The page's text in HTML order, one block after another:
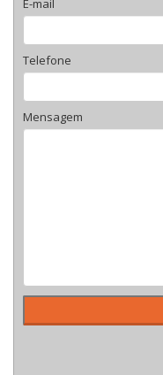
E-mail
Telefone
Mensagem